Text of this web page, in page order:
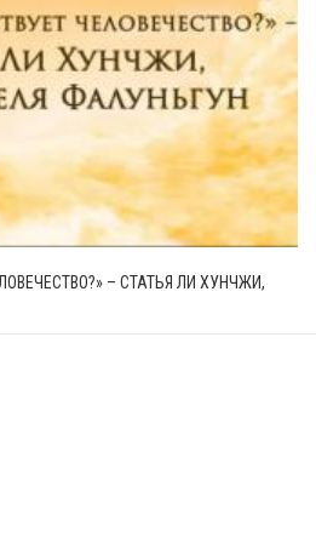
– СТАТЬЯ ЛИ ХУНЧЖИ,